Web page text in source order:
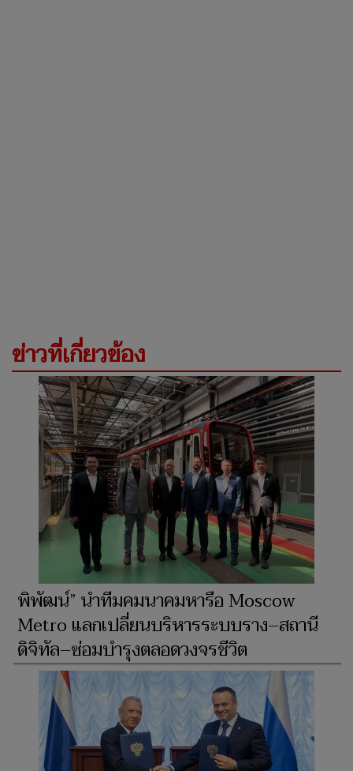
ข่าวที่เกี่ยวข้อง
พิพัฒน์” นำทีมคมนาคมหารือ Moscow
Metro แลกเปลี่ยนบริหารระบบราง–สถานี
ดิจิทัล–ซ่อมบำรุงตลอดวงจรชีวิต